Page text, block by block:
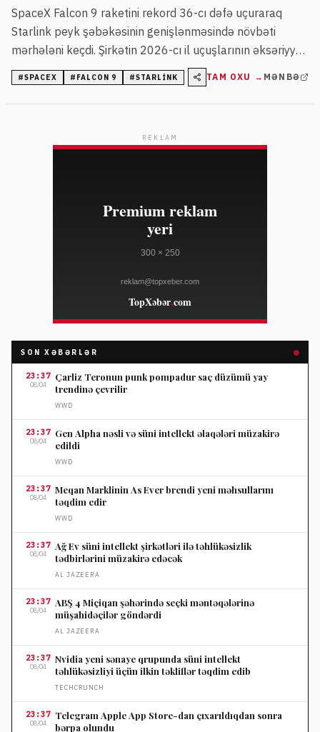
SpaceX Falcon 9 raketini rekord 36-cı dəfə uçuraraq
Starlink peyk şəbəkəsinin genişlənməsində növbəti
mərhələni keçdi. Şirkətin 2026-cı il uçuşlarının əksəriyyəti
Starlink peyklərinin yerləşdirilməsinə yönəlib.
#SPACEX # FALCON 9 #STARLINK TAM OXU → MƏNBƏ
REKLAM
SON XƏBƏRLƏR
23:37
08/04
Çarliz Teronun punk pompadur saç düzümü yay
trendinə çevrilir
WWD
23:37
08/04
Gen Alpha nəsli və süni intellekt əlaqələri müzakirə
edildi
WWD
23:37
08/04
Meqan Marklinin As Ever brendi yeni məhsullarını
təqdim edir
WWD
23:37
08/04
Ağ Ev süni intellekt şirkətləri ilə təhlükəsizlik
tədbirlərini müzakirə edəcək
AL JAZEERA
23:37
08/04
ABŞ 4 Miçiqan şəhərində seçki məntəqələrinə
müşahidəçilər göndərdi
AL JAZEERA
23:37
08/04
Nvidia yeni sənaye qrupunda süni intellekt
təhlükəsizliyi üçün ilkin təkliflər təqdim edib
TECHCRUNCH
23:37
08/04
Telegram Apple App Store-dan çıxarıldıqdan sonra
bərpa olundu